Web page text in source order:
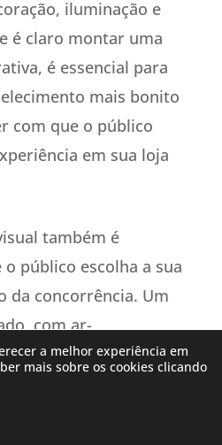
iluminação e
é claro montar uma
é essencial para
mais bonito
com que o público
em sua loja
também é
público escolha a sua
da concorrência. Um
com ar-
é imprescindível,
localidade de
de altas
a melhor experiência em
mais sobre os cookies clicando